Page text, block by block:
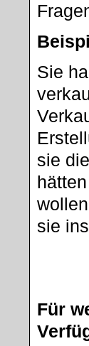
Sie
sie
sie
Für